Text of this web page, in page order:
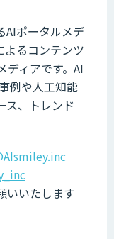
AIポータルメデ
るコンテンツ
ディアです。AI
例や人工知能
ス、トレンド
いいたします